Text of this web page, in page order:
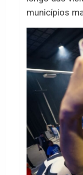
municípios